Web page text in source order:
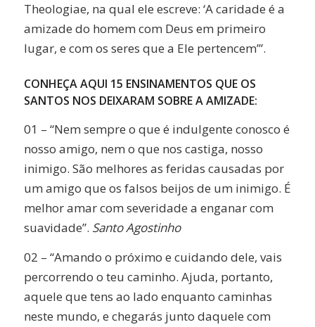
Theologiae, na qual ele escreve: ‘A caridade é a
amizade do homem com Deus em primeiro
lugar, e com os seres que a Ele pertencem’”.
CONHEÇA AQUI 15 ENSINAMENTOS QUE OS
SANTOS NOS DEIXARAM SOBRE A AMIZADE:
01 – “Nem sempre o que é indulgente conosco é
nosso amigo, nem o que nos castiga, nosso
inimigo. São melhores as feridas causadas por
um amigo que os falsos beijos de um inimigo. É
melhor amar com severidade a enganar com
suavidade”. Santo Agostinho
02 – “Amando o próximo e cuidando dele, vais
percorrendo o teu caminho. Ajuda, portanto,
aquele que tens ao lado enquanto caminhas
neste mundo, e chegarás junto daquele com